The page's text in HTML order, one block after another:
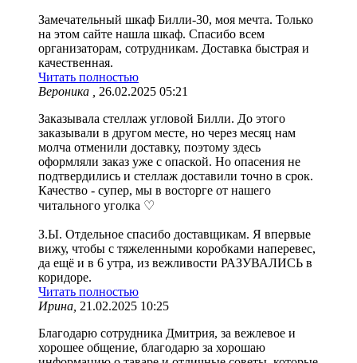
Замечательный шкаф Билли-30, моя мечта. Только
на этом сайте нашла шкаф. Спасибо всем
организаторам, сотрудникам. Доставка быстрая и
качественная.
Читать полностью
Вероника ,
26.02.2025 05:21
Заказывала стеллаж угловой Билли. До этого
заказывали в другом месте, но через месяц нам
молча отменили доставку, поэтому здесь
оформляли заказ уже с опаской. Но опасения не
подтвердились и стеллаж доставили точно в срок.
Качество - супер, мы в восторге от нашего
читального уголка ♡
З.Ы. Отдельное спасибо доставщикам. Я впервые
вижу, чтобы с тяжеленными коробками наперевес,
да ещё и в 6 утра, из вежливости РАЗУВАЛИСЬ в
коридоре.
Читать полностью
Ирина, 21.02.2025 10:25
Благодарю сотрудника Дмитрия, за вежлевое и
хорошее общение, благодарю за хорошаю